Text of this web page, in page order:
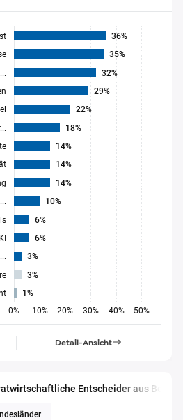
0% 10% 20% 30% 40% 50%
36%
35%
32%
29%
22%
18%
14%
14%
14%
10%
6%
6%
3%
3%
1%
Detail-Ansicht
Entscheider aus Berlin,